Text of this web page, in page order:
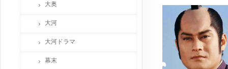
大奥
大河
大河ドラマ
幕末